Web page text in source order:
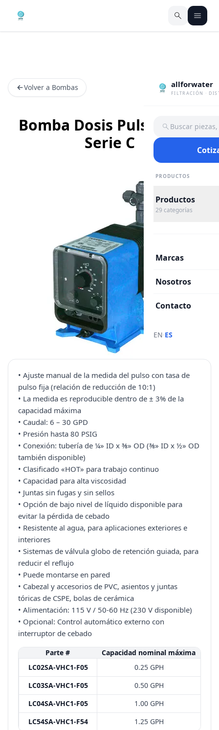
allforwater
FILTRACIÓN ·
Buscar
PRODUCTOS
Productos
29 categorías
Marcas
Nosotros
Contacto
EN·ES
Volver a Bombas
Bomba Dosis Pulsatron®
Serie C
• Ajuste manual de la medida del pulso con tasa de
pulso fija (relación de reducción de 10:1)
• La medida es reproducible dentro de ± 3% de la
capacidad máxima
• Caudal: 6 – 30 GPD
• Presión hasta 80 PSIG
• Conexión: tubería de ¼» ID x ⅜» OD (⅜» ID x ½» OD
también disponible)
• Clasificado «HOT» para trabajo continuo
• Capacidad para alta viscosidad
• Juntas sin fugas y sin sellos
• Opción de bajo nivel de líquido disponible para
evitar la pérdida de cebado
• Resistente al agua, para aplicaciones exteriores e
interiores
• Sistemas de válvula globo de retención guiada, para
reducir el reflujo
• Puede montarse en pared
• Cabezal y accesorios de PVC, asientos y juntas
tóricas de CSPE, bolas de cerámica
• Alimentación: 115 V / 50-60 Hz (230 V disponible)
• Opcional: Control automático externo con
interruptor de cebado
Parte #
Capacidad nominal máxima
LC02SA-VHC1-F05
0.25 GPH
LC03SA-VHC1-F05
0.50 GPH
LC04SA-VHC1-F05
1.00 GPH
LC54SA-VHC1-F54
1.25 GPH